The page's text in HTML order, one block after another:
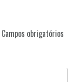
Campos obrigatórios